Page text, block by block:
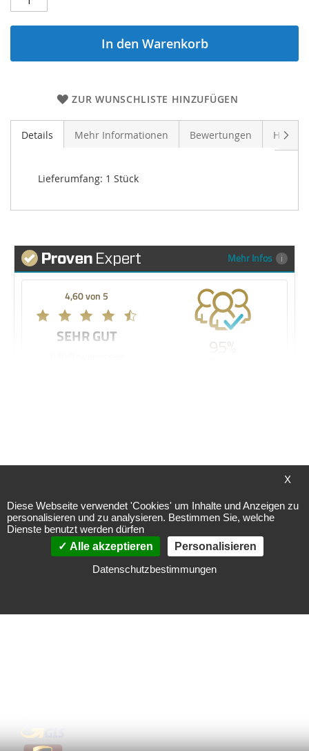
In den Warenkorb
ZUR WUNSCHLISTE HINZUFÜGEN
Details Mehr Informationen Bewertungen
Lieferumfang: 1 Stück
Mehr Infos
4,60 von 5
SEHR GUT 95%
Zahlungsarten
X
Diese Webseite verwendet 'Cookies' um Inhalte und Anzeigen zu
personalisieren und zu analysieren. Bestimmen Sie, welche
Dienste benutzt werden dürfen
Alle akzeptieren
Personalisieren
Datenschutzbestimmungen